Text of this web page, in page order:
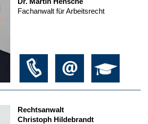
Fachanwalt für Arbeitsrecht
Rechtsanwalt
Christoph Hildebrandt